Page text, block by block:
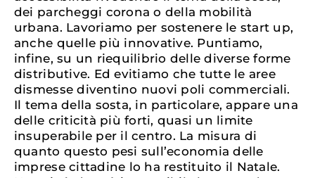
dei parcheggi corona o della mobilità
urbana. Lavoriamo per sostenere le start up,
anche quelle più innovative. Puntiamo,
infine, su un riequilibrio delle diverse forme
distributive. Ed evitiamo che tutte le aree
dismesse diventino nuovi poli commerciali.
Il tema della sosta, in particolare, appare una
delle criticità più forti, quasi un limite
insuperabile per il centro. La misura di
quanto questo pesi sull’economia delle
imprese cittadine lo ha restituito il Natale.